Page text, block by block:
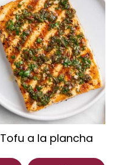
Tofu a la plancha